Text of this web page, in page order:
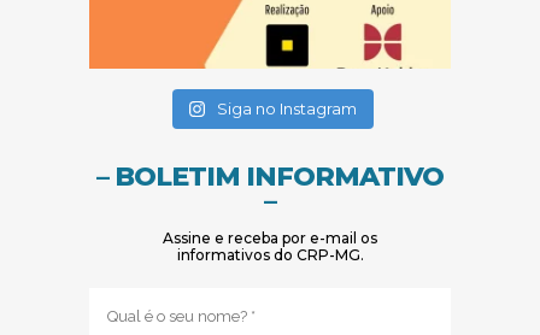
Siga no Instagram
– BOLETIM INFORMATIVO
–
Assine e receba por e-mail os
informativos do CRP-MG.